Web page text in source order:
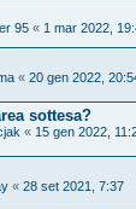
95 « 1 mar 2022,
« 20 gen 2022,
sottesa?
« 15 gen 2022,
« 28 set 2021, 7:37